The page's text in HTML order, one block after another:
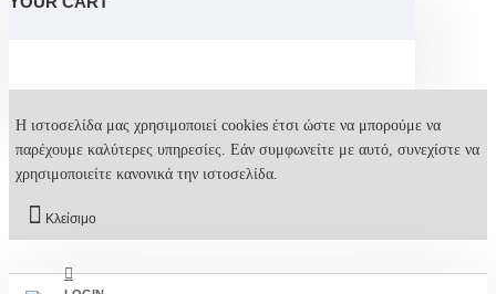
Η ιστοσελίδα μας χρησιμοποιεί cookies έτσι ώστε να μπορούμε να
παρέχουμε καλύτερες υπηρεσίες. Εάν συμφωνείτε με αυτό, συνεχίστε να
χρησιμοποιείτε κανονικά την ιστοσελίδα.
Κλείσιμο